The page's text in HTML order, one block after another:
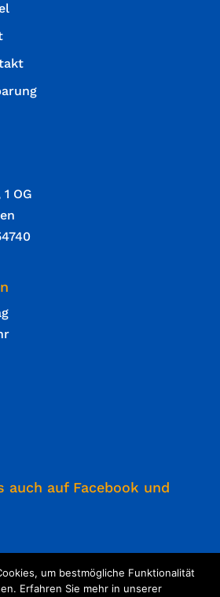
OG
auch auf Facebook und
um bestmögliche Funktionalität
Erfahren Sie mehr in unserer